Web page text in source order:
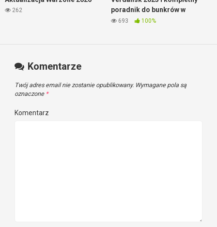
262
poradnik do bunkrów w
Warzone
693 100%
Komentarze
Twój adres email nie zostanie opublikowany. Wymagane pola są
oznaczone *
Komentarz